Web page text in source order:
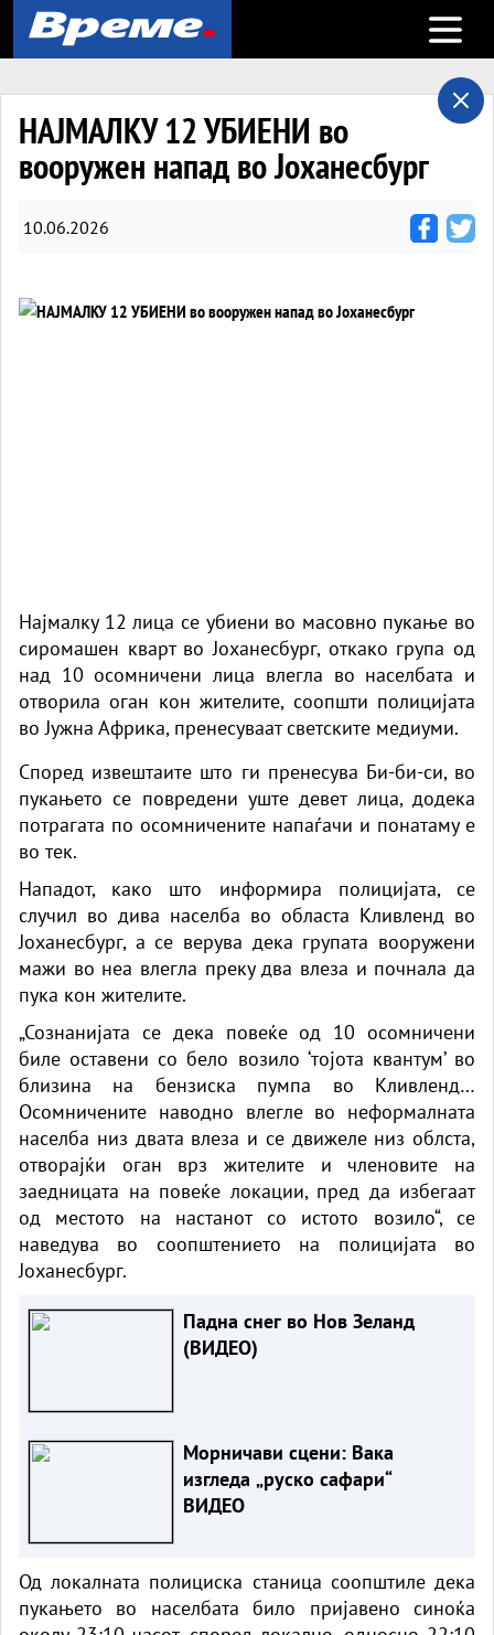
Open
НАЈМАЛКУ 12 УБИЕНИ во
вооружен напад во Јоханесбург
10.06.2026
Најмалку 12 лица се убиени во масовно пукање во
сиромашен кварт во Јоханесбург, откако група од
над 10 осомничени лица влегла во населбата и
отворила оган кон жителите, соопшти полицијата
во Јужна Африка, пренесуваат светските медиуми.
Според извештаите што ги пренесува Би-би-си, во
пукањето се повредени уште девет лица, додека
потрагата по осомничените напаѓачи и понатаму е
во тек.
Нападот, како што информира полицијата, се
случил во дива населба во областа Кливленд во
Јоханесбург, а се верува дека групата вооружени
мажи во неа влегла преку два влеза и почнала да
пука кон жителите.
„Сознанијата се дека повеќе од 10 осомничени
биле оставени со бело возило ‘тојота квантум’ во
близина на бензиска пумпа во Кливленд…
Осомничените наводно влегле во неформалната
населба низ двата влеза и се движеле низ облста,
отворајќи оган врз жителите и членовите на
заедницата на повеќе локации, пред да избегаат
од местото на настанот со истото возило“, се
наведува во соопштението на полицијата во
Јоханесбург.
Падна снег во Нов Зеланд
(ВИДЕО)
Морничави сцени: Вака
изгледа „руско сафари“
ВИДЕО
Од локалната полициска станица соопштиле дека
пукањето во населбата било пријавено синоќа